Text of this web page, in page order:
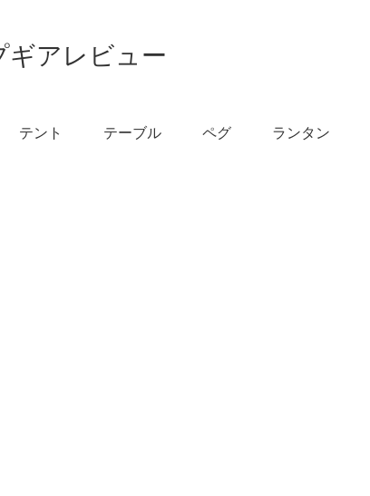
ギアレビュー
テント テーブル ペグ ランタン